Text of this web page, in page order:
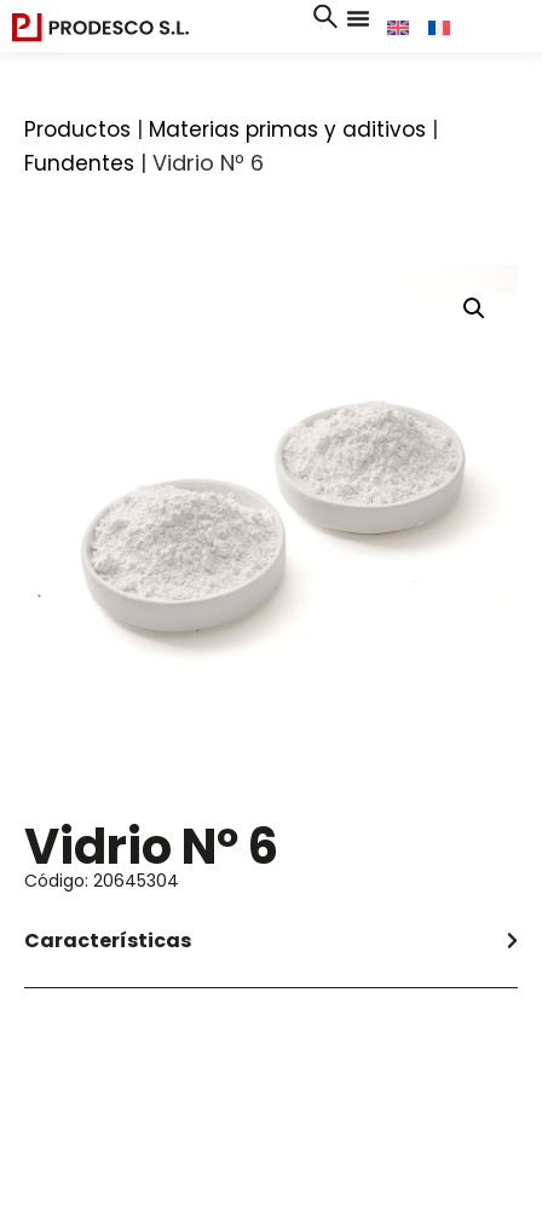
Productos | Materias primas y aditivos |
Fundentes | Vidrio Nº 6
Vidrio Nº 6
Código: 20645304
Características